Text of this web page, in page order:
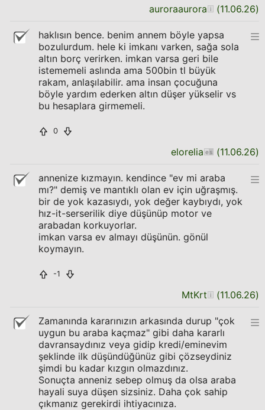
auroraaurora (11.06.26)
haklısın bence. benim annem böyle yapsa
bozulurdum. hele ki imkanı varken, sağa sola
altın borç verirken. imkan varsa geri bile
istememeli aslında ama 500bin tl büyük
rakam, anlaşılabilir. ama insan çocuğuna
böyle yardım ederken altın düşer yükselir vs
bu hesaplara girmemeli.
0
elorelia (11.06.26)
annenize kızmayın. kendince "ev mi araba
mı?" demiş ve mantıklı olan ev için uğraşmış.
bir de yok kazasıydı, yok değer kaybıydı, yok
hız-it-serserilik diye düşünüp motor ve
arabadan korkuyorlar.
imkan varsa ev almayı düşünün. gönül
koymayın.
-1
MtKrt (11.06.26)
Zamanında kararınızın arkasında durup "çok
uygun bu araba kaçmaz" gibi daha kararlı
davransaydınız veya gidip kredi/eminevim
şeklinde ilk düşündüğünüz gibi çözseydiniz
şimdi bu kadar kızgın olmazdınız.
Sonuçta anneniz sebep olmuş da olsa araba
hayali suya düşen sizsiniz. Daha çok sahip
çıkmanız gerekirdi ihtiyacınıza.